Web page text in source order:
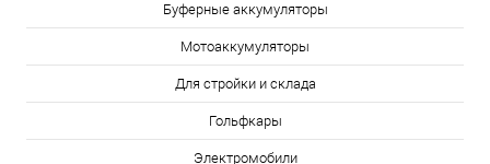
Буферные аккумуляторы
Мотоаккумуляторы
Для стройки и склада
Гольфкары
Электромобили